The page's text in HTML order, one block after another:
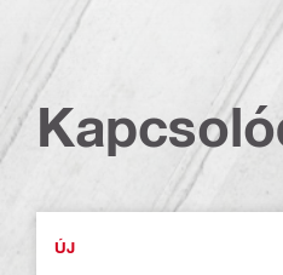
ÚJ